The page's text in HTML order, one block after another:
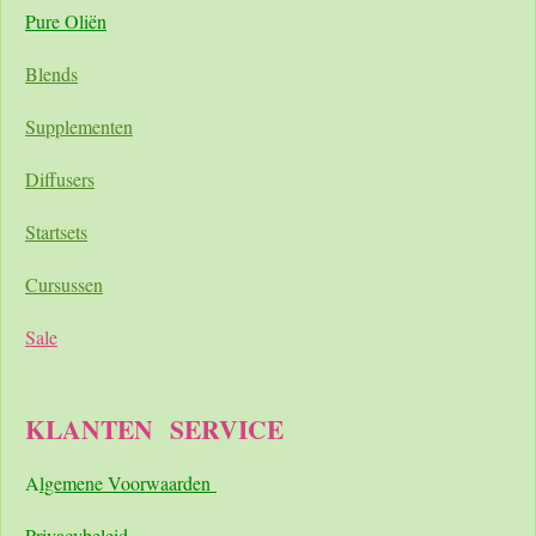
Pure Oliën
Blends
Supplementen
Diffusers
Startsets
Cursussen
Sale
KLANTEN SERVICE
Algemene Voorwaarden